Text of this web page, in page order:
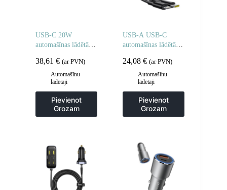
USB-C 20W
automašīnas lādētājs
38,61 € (ar PVN)
Automašīnu
lādētāji
Pievienot
Grozam
USB-A USB-C
automašīnas lādētājs
USB-C kabeli 60W
1.4m – melns
24,08€ (ar PVN)
Automašīnu
lādētāji
Pievienot
Grozam